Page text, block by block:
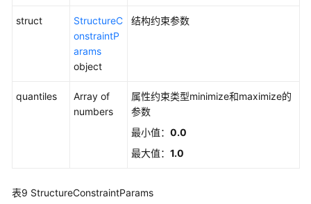
术
共
等
struct
StructureC
onstraintP
arams
object
结构约束参数
quantiles
Array of
numbers
属性约束类型minimize和maximize的
参数
最小值： 0.0
最大值： 1.0
表9 StructureConstraintParams